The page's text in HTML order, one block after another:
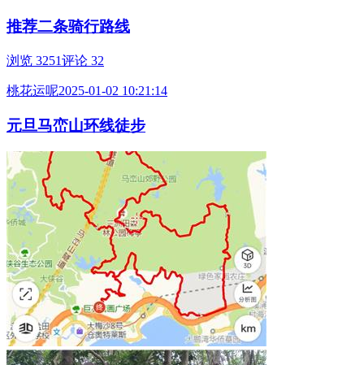
推荐二条骑行路线
浏览 3251评论 32
桃花运呢2025-01-02 10:21:14
元旦马峦山环线徒步